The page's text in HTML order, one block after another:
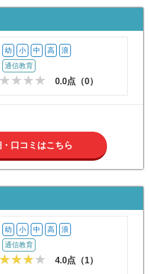
幼 小 中 高 浪
通信教育
0.0点（0）
口コミはこちら
幼 小 中 高 浪
通信教育
4.0点（1）